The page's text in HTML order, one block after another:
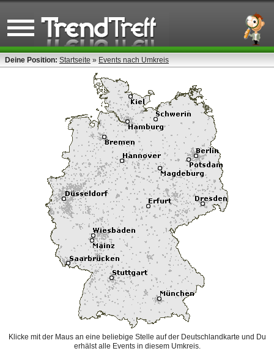
Deine Position: Startseite » Events nach Umkreis
Klicke mit der Maus an eine beliebige Stelle auf der Deutschlandkarte und Du
erhälst alle Events in diesem Umkreis.